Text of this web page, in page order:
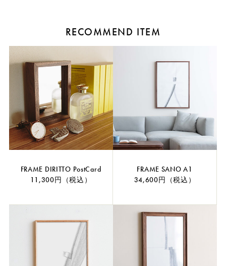
RECOMMEND ITEM
FRAME DIRITTO PostCard
11,300円（税込）
FRAME SANO A1
34,600円（税込）